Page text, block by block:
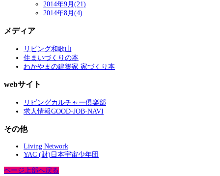
2014年9月(21)
2014年8月(4)
メディア
リビング和歌山
住まいづくりの本
わかやまの建築家 家づくり本
webサイト
リビングカルチャー倶楽部
求人情報GOOD-JOB-NAVI
その他
Living Network
YAC (財)日本宇宙少年団
ページ上部へ戻る